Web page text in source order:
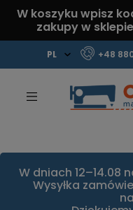
W koszyku wpisz
zakupy w
+48
W dniach 12–14.08
Wysyłka